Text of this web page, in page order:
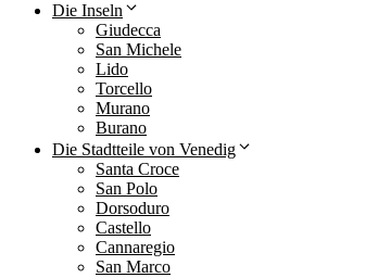
Die Inseln
Giudecca
San Michele
Lido
Torcello
Murano
Burano
Die Stadtteile von Venedig
Santa Croce
San Polo
Dorsoduro
Castello
Cannaregio
San Marco